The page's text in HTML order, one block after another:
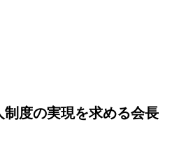
度の実現を求める会長